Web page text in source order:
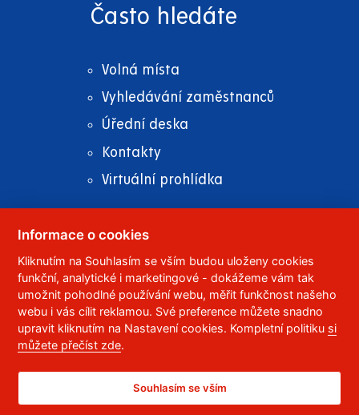
Často hledáte
Volná místa
Vyhledávání zaměstnanců
Úřední deska
Kontakty
Virtuální prohlídka
© 2023 Univerzita Pardubice,Studentská 95
532 10 Pardubice 2
Telefon: 466 036 111, 466 036 112, 466 036 113
Správce webu ,RSS
Prohlášení o přístupnosti
Informace o cookies
Kliknutím na Souhlasím se vším budou uloženy cookies
funkční, analytické i marketingové - dokážeme vám tak
umožnit pohodlné používání webu, měřit funkčnost našeho
webu i vás cílit reklamou. Své preference můžete snadno
upravit kliknutím na Nastavení cookies. Kompletní politiku si
můžete přečíst zde.
Souhlasím se vším